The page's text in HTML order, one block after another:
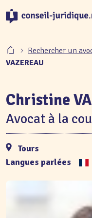
Rechercher un
VAZEREAU
Christine
Avocat à la
Tours
Langues parlées